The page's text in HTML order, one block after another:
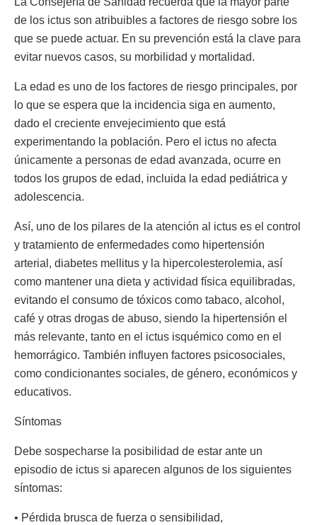
de los ictus son atribuibles a factores de riesgo sobre los
que se puede actuar. En su prevención está la clave para
evitar nuevos casos, su morbilidad y mortalidad.
La edad es uno de los factores de riesgo principales, por
lo que se espera que la incidencia siga en aumento,
dado el creciente envejecimiento que está
experimentando la población. Pero el ictus no afecta
únicamente a personas de edad avanzada, ocurre en
todos los grupos de edad, incluida la edad pediátrica y
adolescencia.
Así, uno de los pilares de la atención al ictus es el control
y tratamiento de enfermedades como hipertensión
arterial, diabetes mellitus y la hipercolesterolemia, así
como mantener una dieta y actividad física equilibradas,
evitando el consumo de tóxicos como tabaco, alcohol,
café y otras drogas de abuso, siendo la hipertensión el
más relevante, tanto en el ictus isquémico como en el
hemorrágico. También influyen factores psicosociales,
como condicionantes sociales, de género, económicos y
educativos.
Síntomas
Debe sospecharse la posibilidad de estar ante un
episodio de ictus si aparecen algunos de los siguientes
síntomas:
• Pérdida brusca de fuerza o sensibilidad,